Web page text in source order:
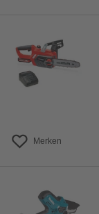
Merken